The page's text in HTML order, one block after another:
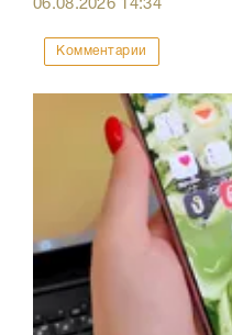
06.08.2026 14:34
Комментарии